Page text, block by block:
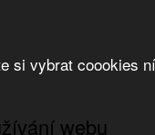
si vybrat coookies
webu
obsah